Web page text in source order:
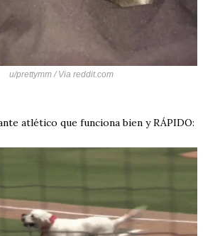
u/prettymm / Via reddit.com
atlético que funciona bien y RÁPIDO: